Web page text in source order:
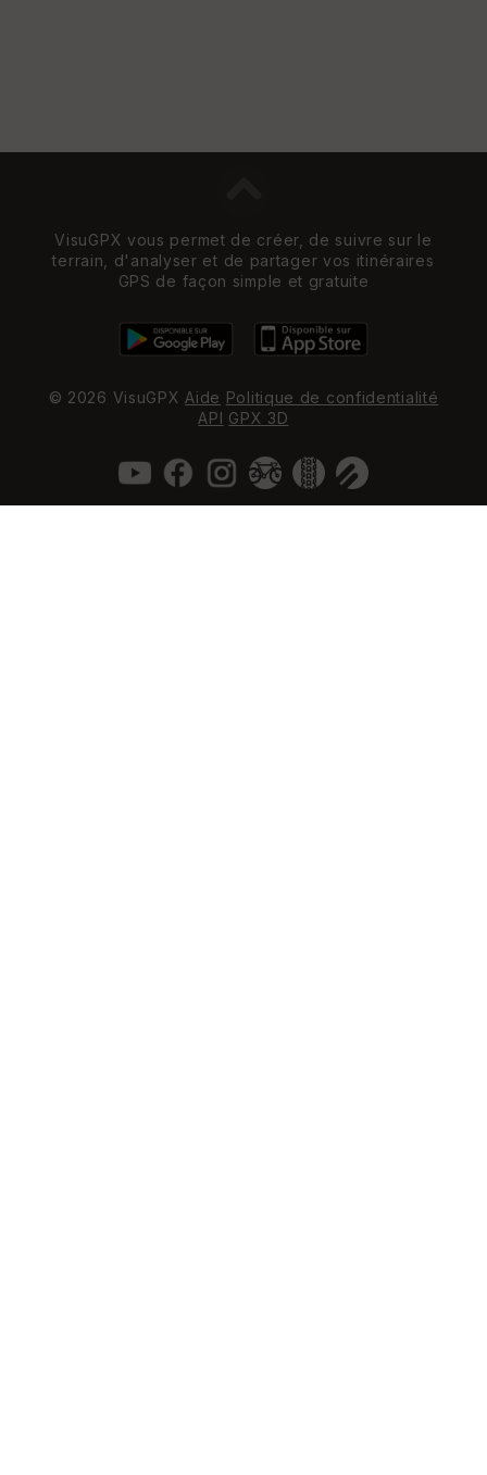
VisuGPX vous permet de créer, de suivre sur le
terrain, d'analyser et de partager vos itinéraires
GPS de façon simple et gratuite
© 2026 VisuGPX Aide Politique de confidentialité
API GPX 3D